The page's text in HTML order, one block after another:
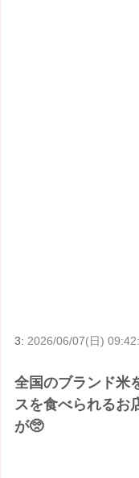
3:2026/06/07(日)
全国のブランド米
スを食べられるお
が🥺